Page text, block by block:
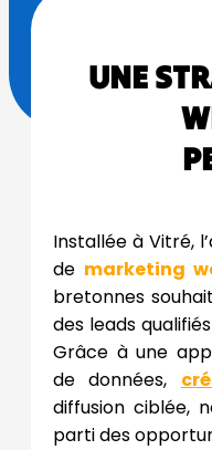
UNE
Installée à Vitré,
de marketing
bretonnes
des leads
Grâce à une
de données,
diffusion ciblée,
parti des